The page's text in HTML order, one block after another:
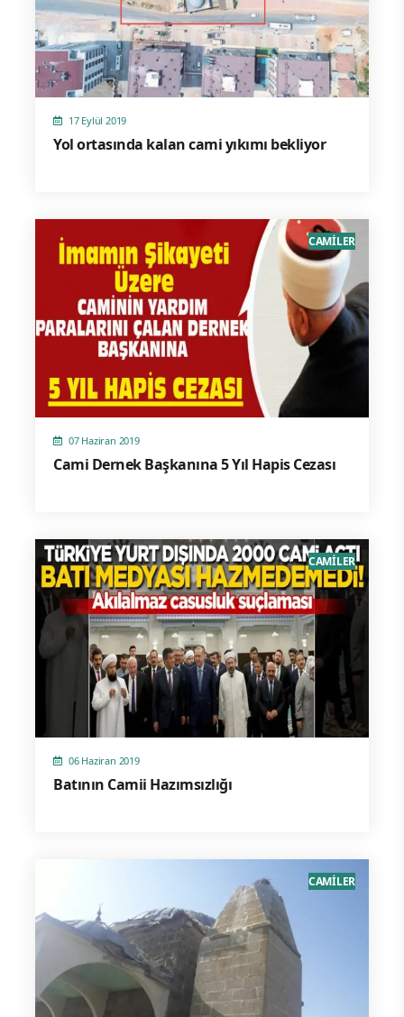
17 Eylül 2019
Yol ortasında kalan cami yıkımı bekliyor
07 Haziran 2019
Cami Dernek Başkanına 5 Yıl Hapis Cezası
CAMİLER
06 Haziran 2019
Batının Camii Hazımsızlığı
CAMİLER
CAMİLER